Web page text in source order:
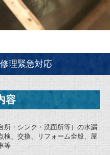
理緊急対応
容
所・シンク・洗面所等）の水漏
検、交換、リフォーム全般、屋
等